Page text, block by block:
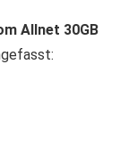
Allnet 30GB